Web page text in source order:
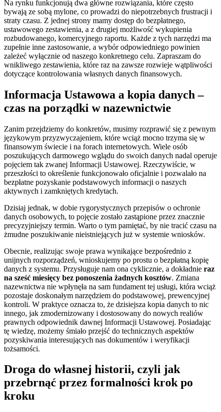
Na rynku funkcjonują dwa główne rozwiązania, które często
bywają ze sobą mylone, co prowadzi do niepotrzebnych frustracji i
straty czasu. Z jednej strony mamy dostęp do bezpłatnego,
ustawowego zestawienia, a z drugiej możliwość wykupienia
rozbudowanego, komercyjnego raportu. Każde z tych narzędzi ma
zupełnie inne zastosowanie, a wybór odpowiedniego powinien
zależeć wyłącznie od naszego konkretnego celu. Zapraszam do
wnikliwego zestawienia, które raz na zawsze rozwieje wątpliwości
dotyczące kontrolowania własnych danych finansowych.
Informacja Ustawowa a kopia danych –
czas na porządki w nazewnictwie
Zanim przejdziemy do konkretów, musimy rozprawić się z pewnym
językowym przyzwyczajeniem, które wciąż mocno trzyma się w
finansowym świecie i na forach internetowych. Wiele osób
poszukujących darmowego wglądu do swoich danych nadal operuje
pojęciem tak zwanej Informacji Ustawowej. Rzeczywiście, w
przeszłości to określenie funkcjonowało oficjalnie i pozwalało na
bezpłatne pozyskanie podstawowych informacji o naszych
aktywnych i zamkniętych kredytach.
Dzisiaj jednak, w dobie rygorystycznych przepisów o ochronie
danych osobowych, to pojęcie zostało zastąpione przez znacznie
precyzyjniejszy termin. Warto o tym pamiętać, by nie tracić czasu na
żmudne poszukiwanie nieistniejących już w systemie wniosków.
Obecnie, realizując swoje prawa wynikające bezpośrednio z
unijnych rozporządzeń, wnioskujemy po prostu o bezpłatną kopię
danych z systemu. Przysługuje nam ona cyklicznie, a dokładnie raz
na sześć miesięcy bez ponoszenia żadnych kosztów. Zmiana
nazewnictwa nie wpłynęła na sam fundament tej usługi, która wciąż
pozostaje doskonałym narzędziem do podstawowej, prewencyjnej
kontroli. W praktyce oznacza to, że dzisiejsza kopia danych to nic
innego, jak zmodernizowany i dostosowany do nowych realiów
prawnych odpowiednik dawnej Informacji Ustawowej. Posiadając
tę wiedzę, możemy śmiało przejść do technicznych aspektów
pozyskiwania interesujących nas dokumentów i weryfikacji
tożsamości.
Droga do własnej historii, czyli jak
przebrnąć przez formalności krok po
kroku